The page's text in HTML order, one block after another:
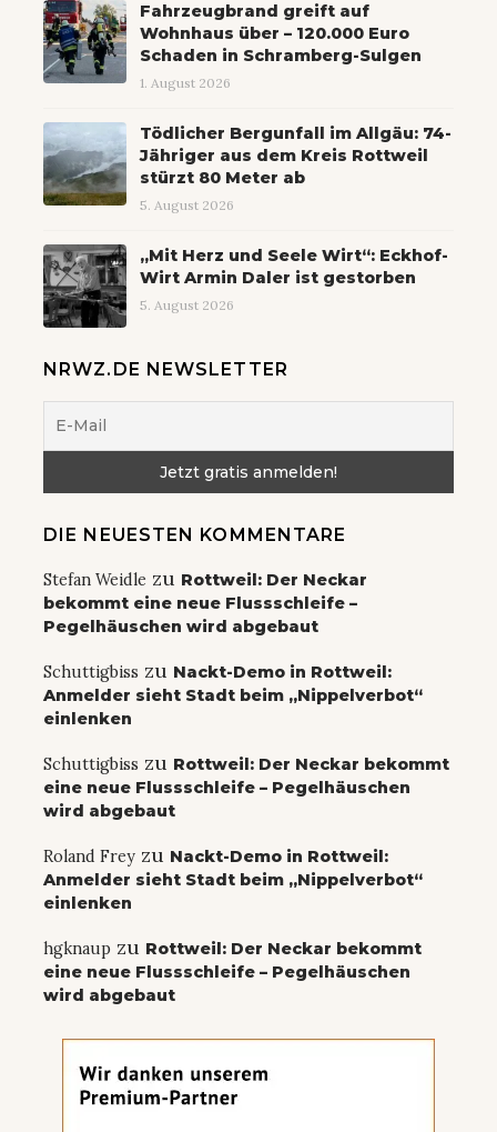
Fahrzeugbrand greift auf
Wohnhaus über – 120.000 Euro
Schaden in Schramberg-Sulgen
1. August 2026
Tödlicher Bergunfall im Allgäu: 74-
Jähriger aus dem Kreis Rottweil
stürzt 80 Meter ab
5. August 2026
„Mit Herz und Seele Wirt“: Eckhof-
Wirt Armin Daler ist gestorben
5. August 2026
NRWZ.DE NEWSLETTER
DIE NEUESTEN KOMMENTARE
Stefan Weidle zu Rottweil: Der Neckar
bekommt eine neue Flussschleife –
Pegelhäuschen wird abgebaut
Schuttigbiss zu Nackt-Demo in Rottweil:
Anmelder sieht Stadt beim „Nippelverbot“
einlenken
Schuttigbiss zu Rottweil: Der Neckar bekommt
eine neue Flussschleife – Pegelhäuschen
wird abgebaut
Roland Frey zu Nackt-Demo in Rottweil:
Anmelder sieht Stadt beim „Nippelverbot“
einlenken
hgknaup zu Rottweil: Der Neckar bekommt
eine neue Flussschleife – Pegelhäuschen
wird abgebaut